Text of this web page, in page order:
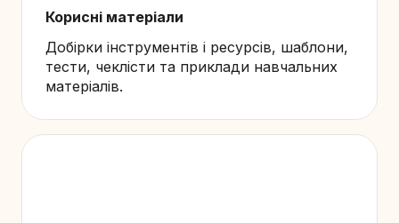
Корисні матеріали
Добірки інструментів і ресурсів, шаблони,
тести, чеклісти та приклади навчальних
матеріалів.